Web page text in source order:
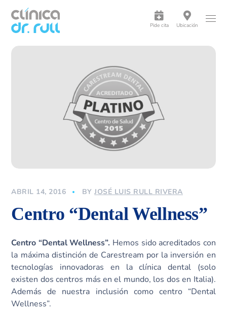
Pide cita Ubicación
ABRIL 14, 2016 BYJOSÉ LUIS RULL RIVERA
Centro “Dental Wellness”
Centro “Dental Wellness”. Hemos sido acreditados con
la máxima distinción de Carestream por la inversión en
tecnologías innovadoras en la clínica dental (solo
existen dos centros más en el mundo, los dos en Italia).
Además de nuestra inclusión como centro “Dental
Wellness”.